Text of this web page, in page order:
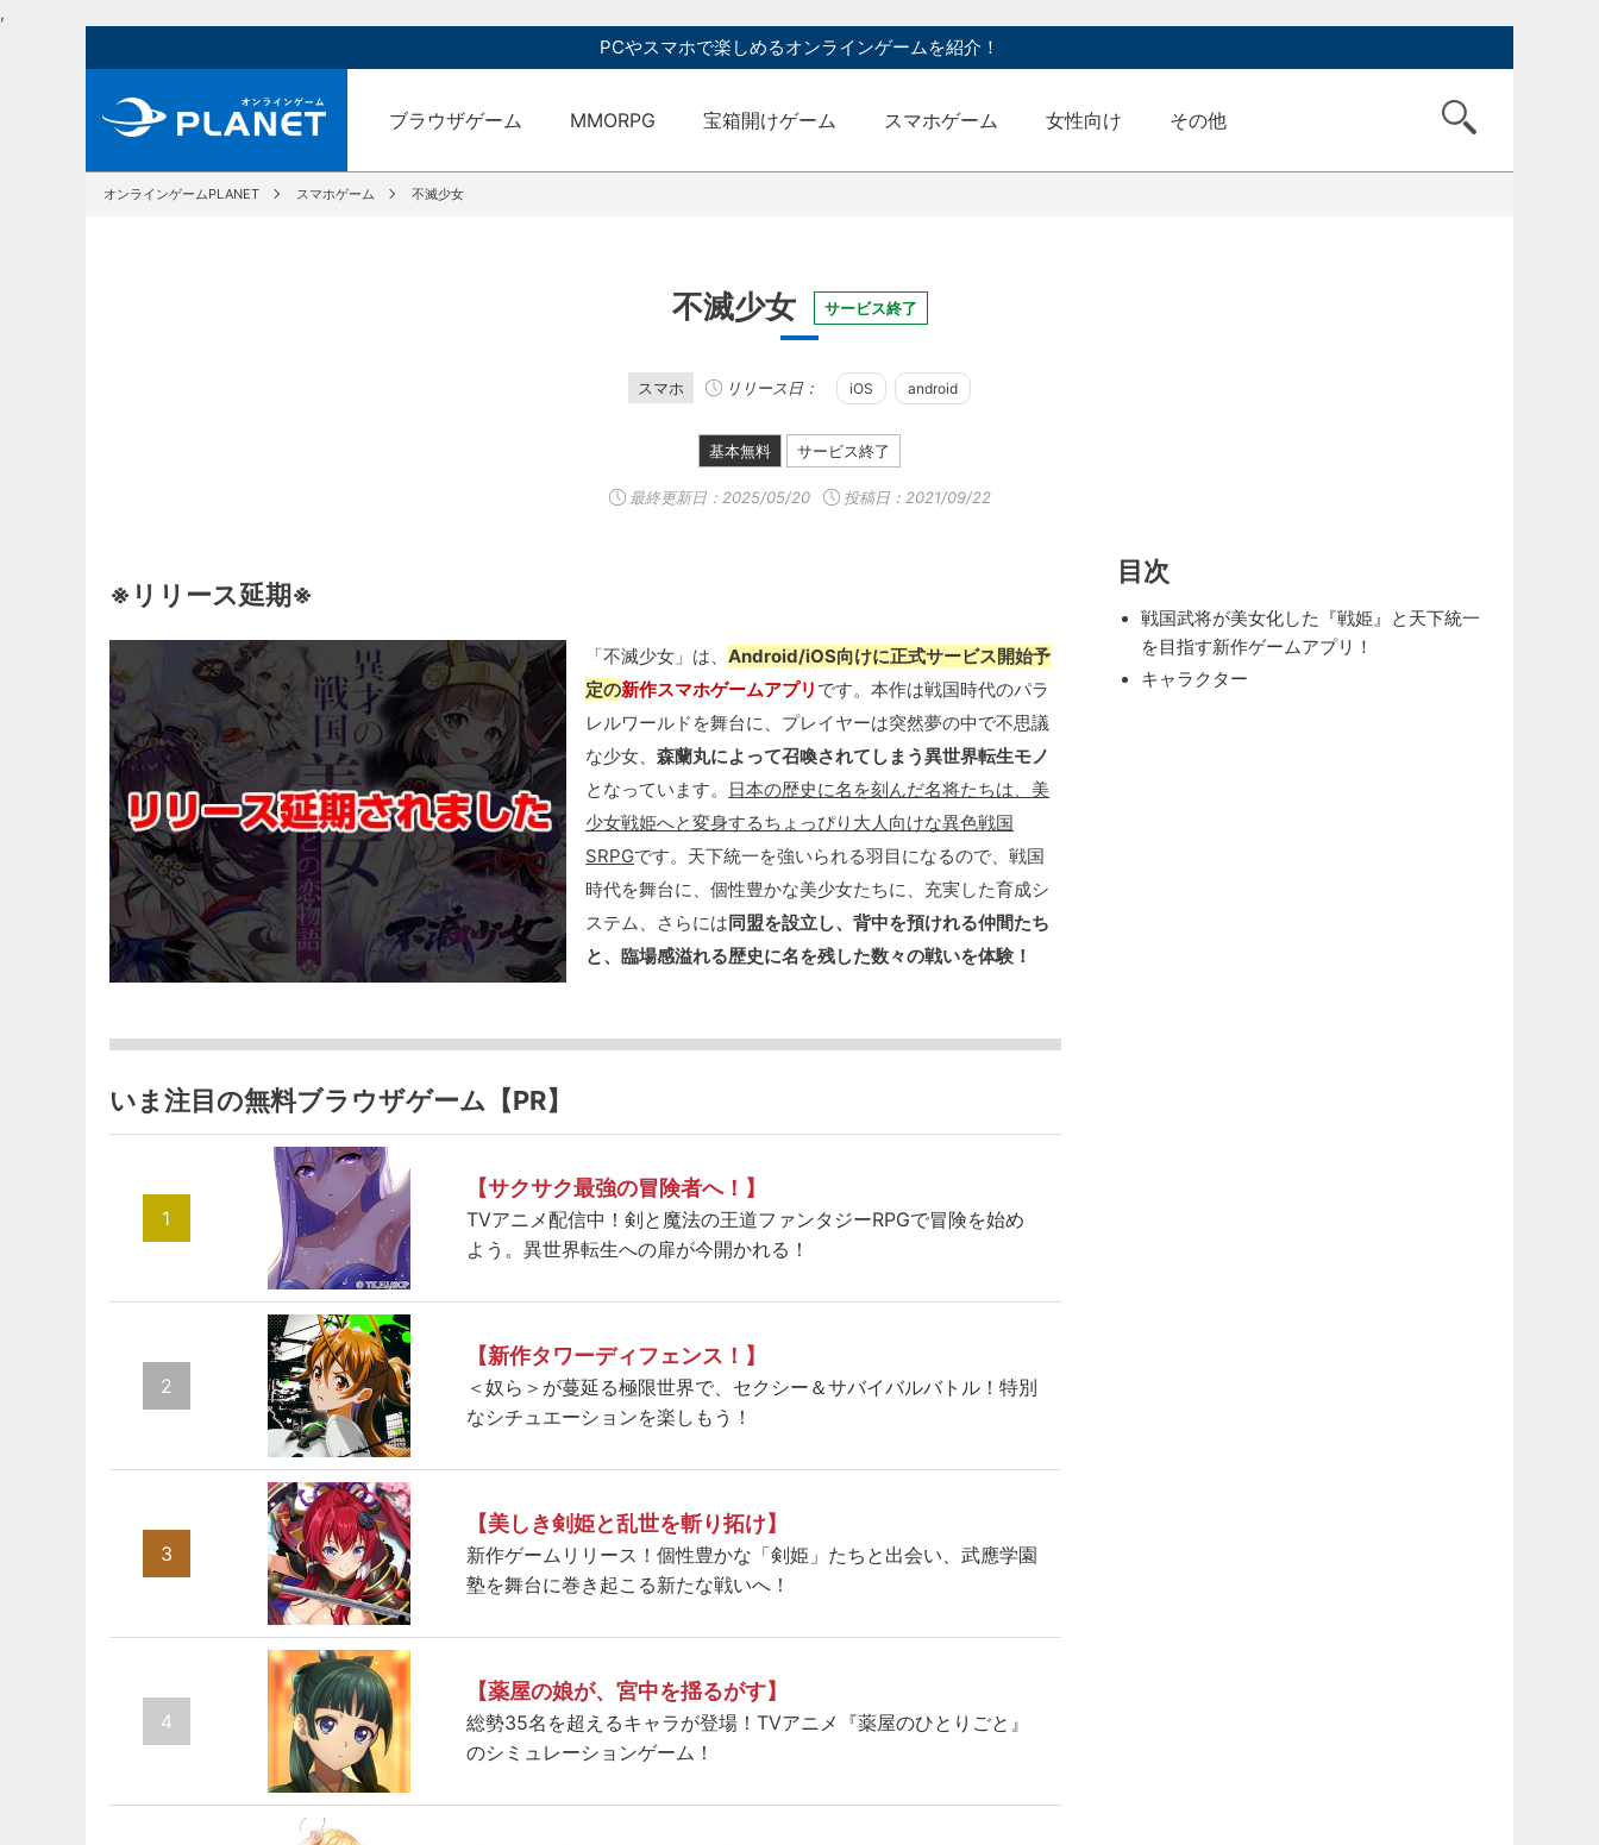
,
PCやスマホで楽しめるオンラインゲームを紹介！
ブラウザゲーム MMORPG 宝箱開けゲーム スマホゲーム 女性向け その他
オンラインゲームPLANET スマホゲーム 不滅少女
不滅少女 サービス終了
スマホ リリース日： iOS android
基本無料 サービス終了
最終更新日： 2025/05/20 投稿日：2021/09/22
※リリース延期※
「不滅少女」は、Android/iOS向けに正式サービス開始予
定の新作スマホゲームアプリ です。本作は戦国時代のパラ
レルワールドを舞台に、プレイヤーは突然夢の中で不思議
な少女、森蘭丸によって召喚されてしまう異世界転生モノ
となっています。 日本の歴史に名を刻んだ名将たちは、美
少女戦姫へと変身するちょっぴり大人向けな異色戦国
SRPGです。天下統一を強いられる羽目になるので、戦国
時代を舞台に、個性豊かな美少女たちに、充実した育成シ
ステム、さらには同盟を設立し、背中を預けれる仲間たち
と、臨場感溢れる歴史に名を残した数々の戦いを体験！
いま注目の無料ブラウザゲーム【PR】
1
【サクサク最強の冒険者へ！】
TVアニメ配信中！剣と魔法の王道ファンタジーRPGで冒険を始め
よう。異世界転生への扉が今開かれる！
2
【新作タワーディフェンス！】
＜奴ら＞が蔓延る極限世界で、セクシー＆サバイバルバトル！特別
なシチュエーションを楽しもう！
3
【美しき剣姫と乱世を斬り拓け】
新作ゲームリリース！個性豊かな「剣姫」たちと出会い、武應学園
塾を舞台に巻き起こる新たな戦いへ！
4
【薬屋の娘が、宮中を揺るがす】
総勢35名を超えるキャラが登場！TVアニメ『薬屋のひとりごと』
のシミュレーションゲーム！
目次
戦国武将が美女化した『戦姫』と天下統一
を目指す新作ゲームアプリ！
キャラクター